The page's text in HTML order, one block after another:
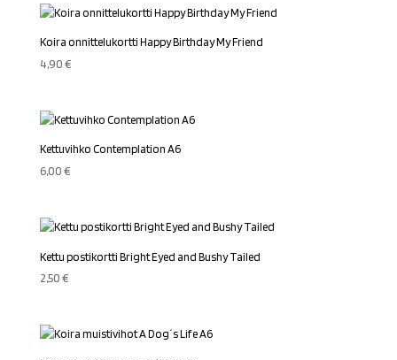
Koira onnittelukortti Happy Birthday My Friend
4,90€
Kettuvihko Contemplation A6
6,00€
Kettu postikortti Bright Eyed and Bushy Tailed
2,50€